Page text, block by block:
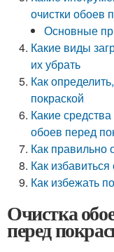
очистки обоев
Основные
Какие виды
их убрать
Как
покраской
Какие
обоев перед
Как правильно
Как
Как избежать
Очистка
перед